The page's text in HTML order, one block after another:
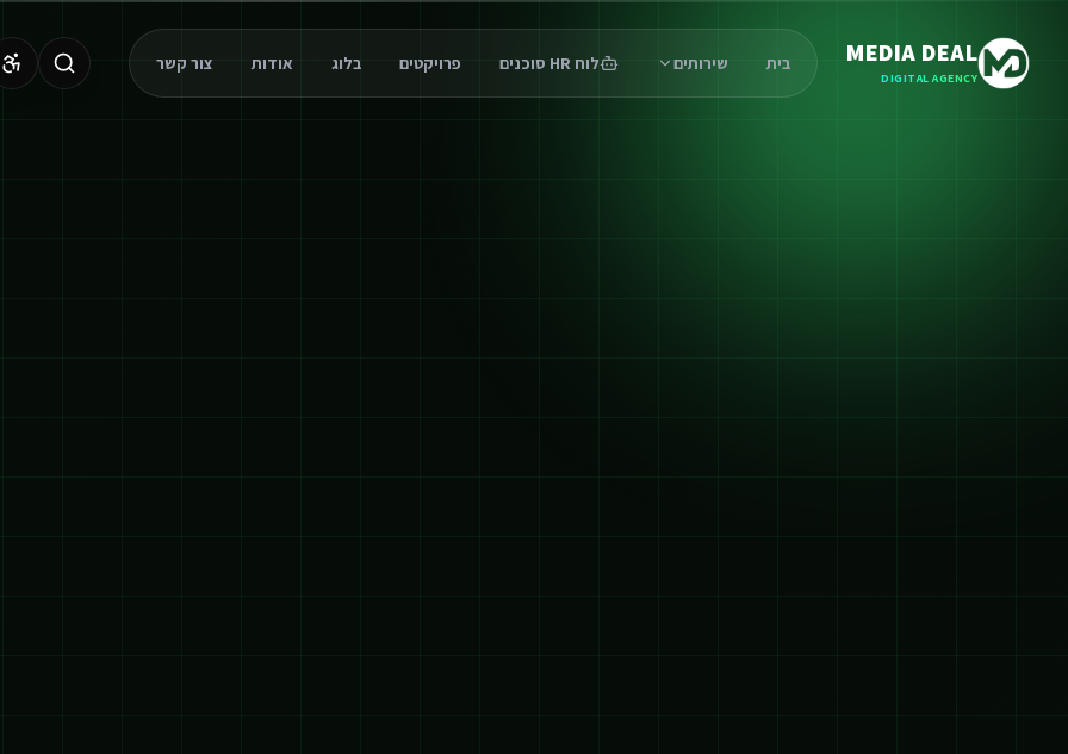
MEDIA DEAL
DIGITAL AGENCY
בית שירותים לוח HR סוכנים פרויקטים בלוג אודות צור קשר